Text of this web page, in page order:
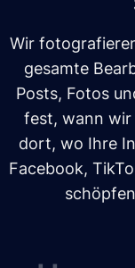
Wir
gesamte
Posts, Fotos
fest, wann wir
dort, wo Ihre
Facebook,